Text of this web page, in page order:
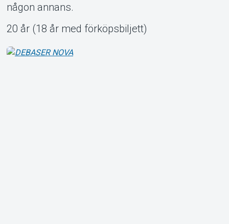
någon annans.
20 år (18 år med förköpsbiljett)